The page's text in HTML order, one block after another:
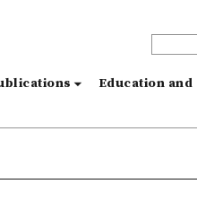
Education